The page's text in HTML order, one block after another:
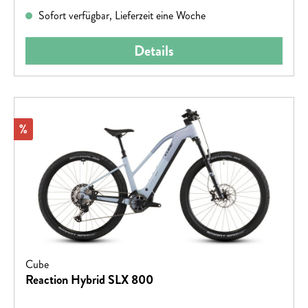
schwierigeren Trails. Also, wo soll das nächste Abenteuer
Sofort verfügbar, Lieferzeit eine Woche
Details
Rabatt
%
Cube
Reaction Hybrid SLX 800